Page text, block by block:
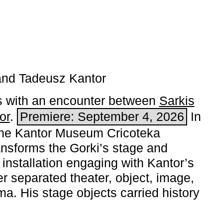
Tadeusz Kantor
with an encounter between Sarkis
. Premiere: September 4, 2026 In
­Kantor Museum Cricoteka
the Gorki’s stage and
engaging with Kantor’s
separated theater, object, image,
His stage objects carried history